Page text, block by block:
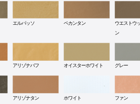
エルパッソ ペカンタン
ウエストウ
ン
アリゾナバフ オイスターホワイト グレー
アリゾナタン ホワイト ファン